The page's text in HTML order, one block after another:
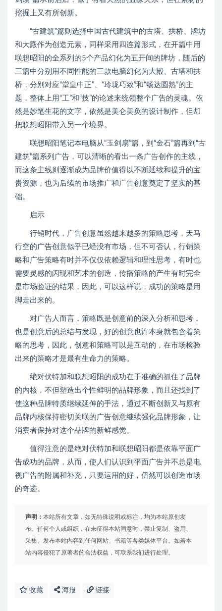
挖掘上又有所创新。
“古建筑”篇则选择中国古代建筑中的古塔、拱桥、牌坊
和大殿作为创造元素，同样采用四连篇形式，在开篇中用
联想昭阳的全系列的5个产品幻化为五开间的牌坊，随后的
三篇中分别用不同性能的三款电脑幻化为大殿、古塔和拱
桥，分别对应“堂皇中正”、“玲珑巧致”和“畅达圆熟”的主
题，整体上用“工”和“技”的论述来统领整个广告的灵魂。依
然是妙笔生花的文字，依然是美仑美奂的设计制作，但却
把联想昭阳带入另一个境界。
联想昭阳笔记本电脑从“玉剑扇”篇，到“金石”篇再到“古
建筑”篇系列广告，可以清晰的看出一条广告创作的主线，
而这条主线则逐渐成为品牌价值得以不断延续和提升的宝
贵资源，也为后续的市场推广和广告创意奠定了坚实的基
础。
启示
行销时代，广告创意虽然越来越多的策略思考，天马
行空的广告创意似乎已经没有市场，但不可否认，行销策
略和广告策略有时并不仅仅依赖逻辑和理性思考，有时也
需要灵感的闪现和艺术的创造，传播策略的产生有时完全
是市场验证的结果，因此，可以这样说，成功的策略是用
脚走出来的。
对广告人而言，策略既是创意前的深入分析和思考，
也是创意后的总结与发现，好的创意也许本身就包含着策
略的思考，因此，创意和策略可以是互动的，在市场检验
出来的策略才是最有生命力的策略。
绝对伏特加和联想昭阳的成功在于准确的抓住了品牌
的内核，不但塑造出个性鲜明的品牌形象，而且还找到了
使这种品牌特质继续延伸的手法，通过不断创新又与原有
品牌内核保持密切关联的广告创意继续强化品牌形象，让
消费者保持对这个品牌的新鲜感觉。
值得注意的是绝对伏特加和联想昭阳都是依靠平面广
告成功的品牌，从而，使人们认识到平面广告并不总是电
视广告的附属和补充，只要运用的好，仍然可以创造市场
的奇迹。
声明： 本站所有文章，如无特殊说明或标注，均为本站原创发
布。任何个人或组织，在未征得本站同意时，禁止复制、盗用、
采集、发布本站内容到任何网站、书籍等各类媒体平台。如若本
站内容侵犯了原著者的合法权益，可联系我们进行处理。
收藏 海报 链接